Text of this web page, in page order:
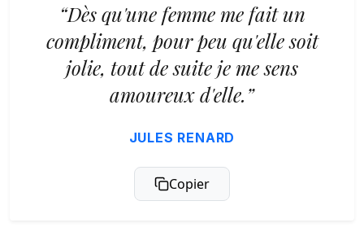
“Dès qu'une femme me fait un
compliment, pour peu qu'elle soit
jolie, tout de suite je me sens
amoureux d'elle.”
JULES RENARD
Copier